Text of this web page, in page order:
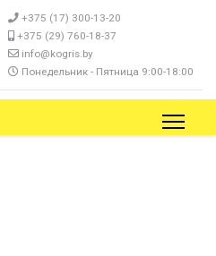
+375 (17) 300-13-20
+375 (29) 760-18-37
info@kogris.by
Понедельник - Пятница 9:00-18:00